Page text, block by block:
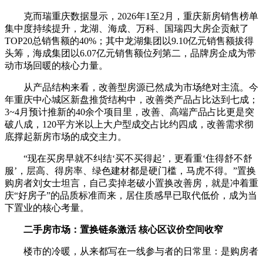
克而瑞重庆数据显示，2026年1至2月，重庆新房销售榜单
集中度持续提升，龙湖、海成、万科、国瑞四大房企贡献了
TOP20总销售额的40%；其中龙湖集团以9.10亿元销售额拔得
头筹，海成集团以6.07亿元销售额位列第二，品牌房企成为带
动市场回暖的核心力量。
从产品结构来看，改善型房源已然成为市场绝对主流。今
年重庆中心城区新盘推货结构中，改善类产品占比达到七成；
3~4月预计推新的40余个项目里，改善、高端产品占比更是突
破八成，120平方米以上大户型成交占比约四成，改善需求彻
底撑起新房市场的成交主力。
“现在买房早就不纠结‘买不买得起’，更看重‘住得舒不舒
服’，层高、得房率、绿色建材都是硬门槛，马虎不得。”置换
购房者刘女士坦言，自己卖掉老破小置换改善房，就是冲着重
庆“好房子”的品质标准而来，居住质感早已取代低价，成为当
下置业的核心考量。
二手房市场：置换链条激活 核心区议价空间收窄
楼市的冷暖，从来都写在一线参与者的日常里：是购房者